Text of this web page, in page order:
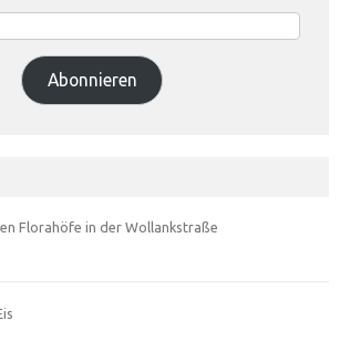
Abonnieren
Florahöfe in der Wollankstraße